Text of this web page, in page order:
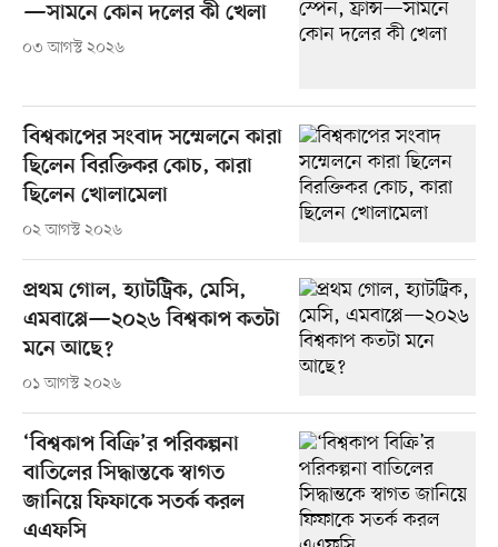
—সামনে কোন দলের কী খেলা
০৩ আগস্ট ২০২৬
বিশ্বকাপের সংবাদ সম্মেলনে কারা
ছিলেন বিরক্তিকর কোচ, কারা
ছিলেন খোলামেলা
০২ আগস্ট ২০২৬
প্রথম গোল, হ্যাটট্রিক, মেসি,
এমবাপ্পে—২০২৬ বিশ্বকাপ কতটা
মনে আছে?
০১ আগস্ট ২০২৬
‘বিশ্বকাপ বিক্রি’র পরিকল্পনা
বাতিলের সিদ্ধান্তকে স্বাগত
জানিয়ে ফিফাকে সতর্ক করল
এএফসি